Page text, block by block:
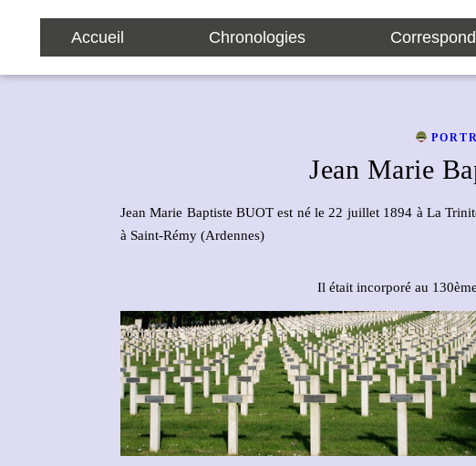
Accueil Chronologies
Jean Marie
Jean Marie Baptiste BUOT est né le 22 juillet 1894 à La
à Saint-Rémy (Ardennes)
Il était incorporé au